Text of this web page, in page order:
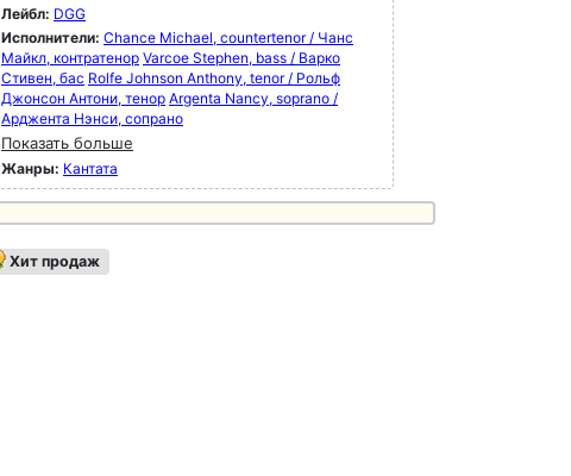
Лейбл: DGG
Исполнители: Chance Michael, countertenor / Чанс
Майкл, контратенор Varcoe Stephen, bass / Варко
Стивен, бас Rolfe Johnson Anthony, tenor / Рольф
Джонсон Антони, тенор Argenta Nancy, soprano /
Арджента Нэнси, сопрано
Показать больше
Жанры: Кантата
Хит продаж